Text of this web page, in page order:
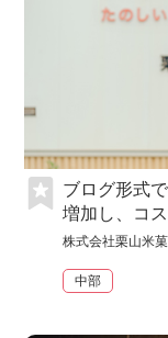
ブログ形式
増加し、コ
株式会社栗山米菓
中部